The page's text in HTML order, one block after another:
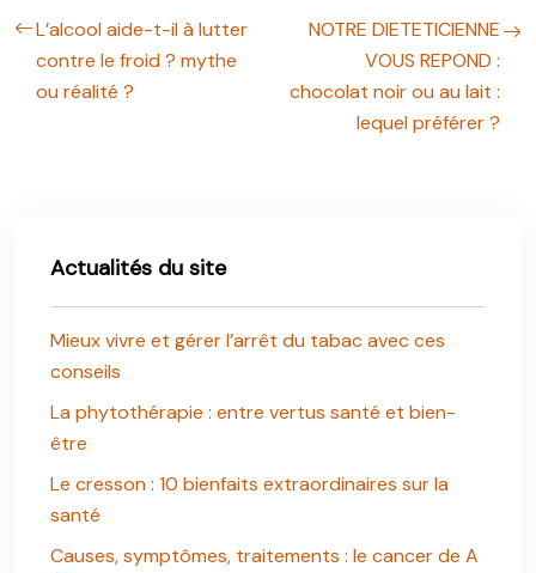
L’alcool aide-t-il à lutter
contre le froid ? mythe
ou réalité ?
NOTRE DIETETICIENNE
VOUS REPOND :
chocolat noir ou au lait :
lequel préférer ?
Actualités du site
Mieux vivre et gérer l’arrêt du tabac avec ces
conseils
La phytothérapie : entre vertus santé et bien-
être
Le cresson : 10 bienfaits extraordinaires sur la
santé
Causes, symptômes, traitements : le cancer de A